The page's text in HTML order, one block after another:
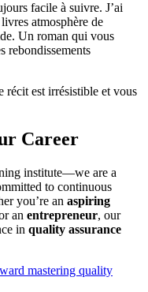
facile à suivre. J’ai
atmosphère de
Un roman qui vous
rebondissements
récit est irrésistible et vous
Career
institute—we are a
to continuous
you’re an aspiring
an entrepreneur, our
in quality assurance
mastering quality